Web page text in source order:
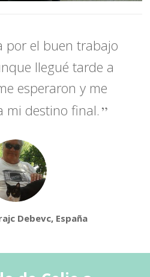
por el buen trabajo
llegué tarde a
esperaron y me
mi destino final.
Debevc, España